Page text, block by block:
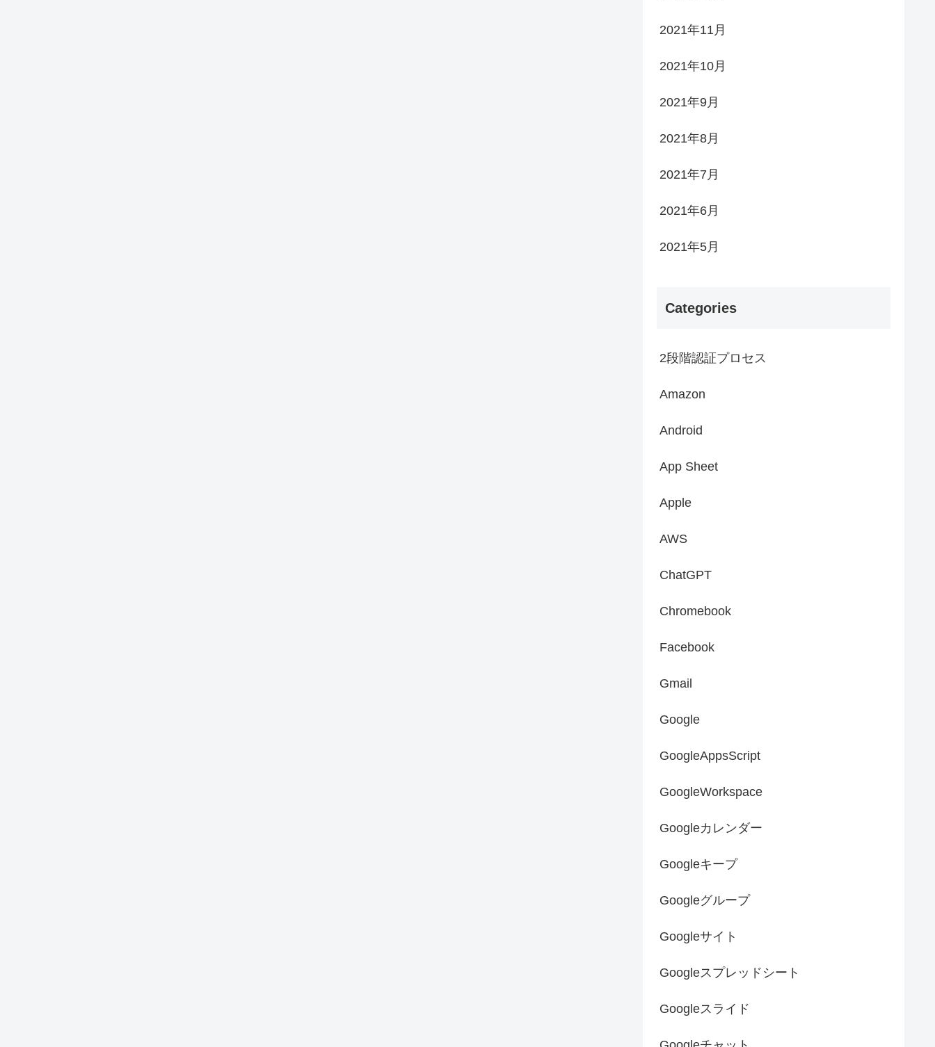
2021年11月
2021年10月
2021年9月
2021年8月
2021年7月
2021年6月
2021年5月
Categories
2段階認証プロセス
Amazon
Android
App Sheet
Apple
AWS
ChatGPT
Chromebook
Facebook
Gmail
Google
GoogleAppsScript
GoogleWorkspace
Googleカレンダー
Googleキープ
Googleグループ
Googleサイト
Googleスプレッドシート
Googleスライド